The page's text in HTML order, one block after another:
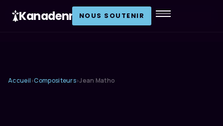
Kanadenn NOUS SOUTENIR
Accueil ›Compositeurs›Jean Matho